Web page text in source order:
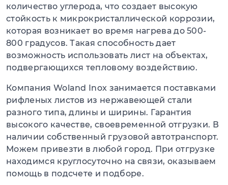
количество углерода, что создает высокую
стойкость к микрокристаллической коррозии,
которая возникает во время нагрева до 500-
800 градусов. Такая способность дает
возможность использовать лист на объектах,
подвергающихся тепловому воздействию.
Компания Woland Inox занимается поставками
рифленых листов из нержавеющей стали
разного типа, длины и ширины. Гарантия
высокого качестве, своевременной отгрузки. В
наличии собственный грузовой автотранспорт.
Можем привезти в любой город. При отгрузке
находимся круглосуточно на связи, оказываем
помощь в подсчете и подборе.